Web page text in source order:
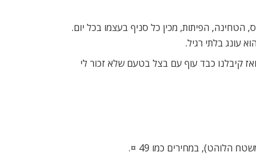
הטחינה, הפיתות, מכין כל סניף בעצמו בכל יום.
קיבלנו כבד עוף עם בצל בטעם שלא זכור לי